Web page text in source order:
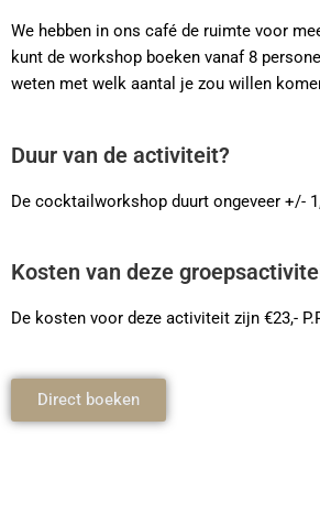
We hebben in ons café de ruimte voor
kunt de workshop boeken vanaf 8
weten met welk aantal je zou willen
Duur van de activiteit?
De cocktailworkshop duurt ongeveer +/-
Kosten van deze
De kosten voor deze activiteit zijn €23,-
Direct boeken